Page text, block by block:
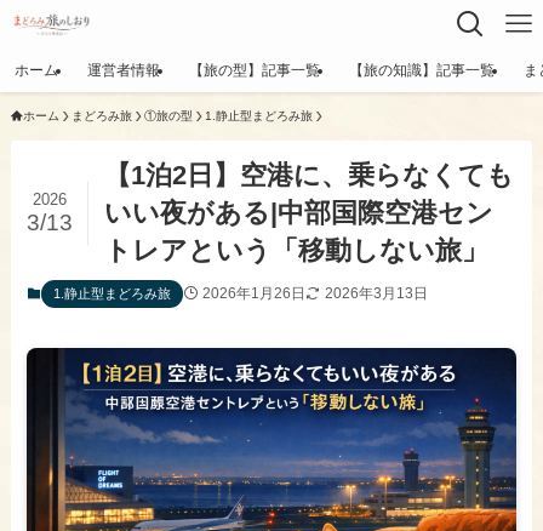
ホーム 運営者情報 【旅の型】記事一覧 【旅の知識】記事一覧 ま
ホーム まどろみ旅 ①旅の型 1.静止型まどろみ旅
【1泊2日】空港に、乗らなくても
いい夜がある|中部国際空港セン
トレアという「移動しない旅」
2026
3/13
1.静止型まどろみ旅 2026年1月26日 2026年3月13日